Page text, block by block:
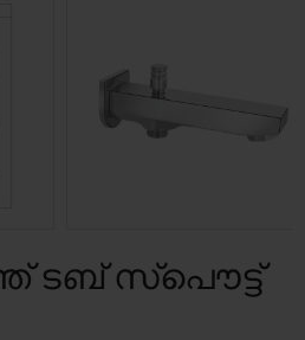
ടബ് സ്പൌട്ട്